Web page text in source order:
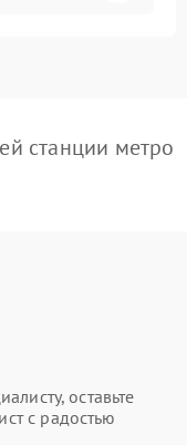
станции метро
оставьте
с радостью